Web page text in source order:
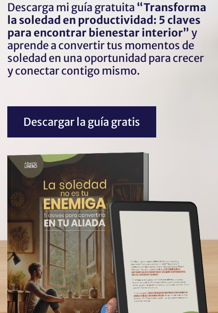
Descarga mi guía gratuita “Transforma
la soledad en productividad: 5 claves
para encontrar bienestar interior” y
aprende a convertir tus momentos de
soledad en una oportunidad para crecer
y conectar contigo mismo.
Descargar la guía gratis